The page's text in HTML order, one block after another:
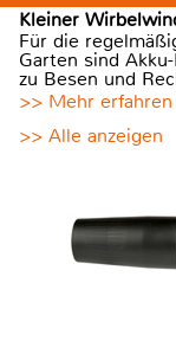
Kleiner
Für die
Garten sind
zu Besen und
>> Mehr erfahren
>> Alle anzeigen